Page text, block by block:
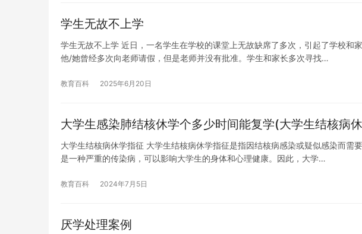
学生无故不上学
学生无故不上学 近日，一名学生在学校的课堂上无故缺席了多次，引起了学校和
他/她曾经多次向老师请假，但是老师并没有批准。学生和家长多次寻找…
教育百科 2025年6月20日
大学生感染肺结核休学个多少时间能复学(大学生结核病
大学生结核病休学指征 大学生结核病休学指征是指因结核病感染或疑似感染而需
是一种严重的传染病，可以影响大学生的身体和心理健康。因此，大学…
教育百科 2024年7月5日
厌学处理案例